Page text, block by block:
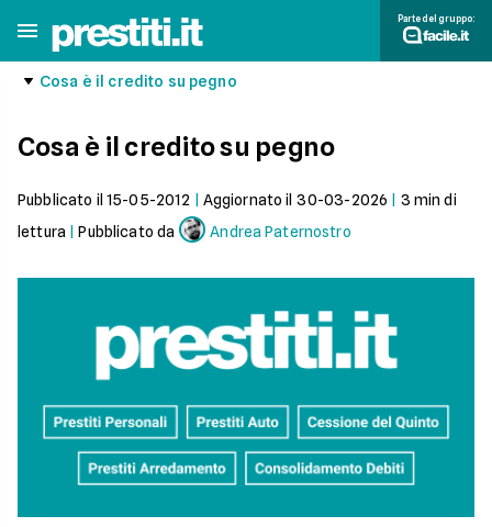
Parte del gruppo:
Cosa è il credito su pegno
Cosa è il credito su pegno
Pubblicato il 15-05-2012 Aggiornato il 30-03-2026 3 min di
lettura |Pubblicato da Andrea Paternostro